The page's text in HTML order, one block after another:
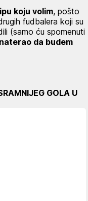
koju volim, pošto
fudbalera koji su
(samo ću spomenuti
da budem
GOLA U